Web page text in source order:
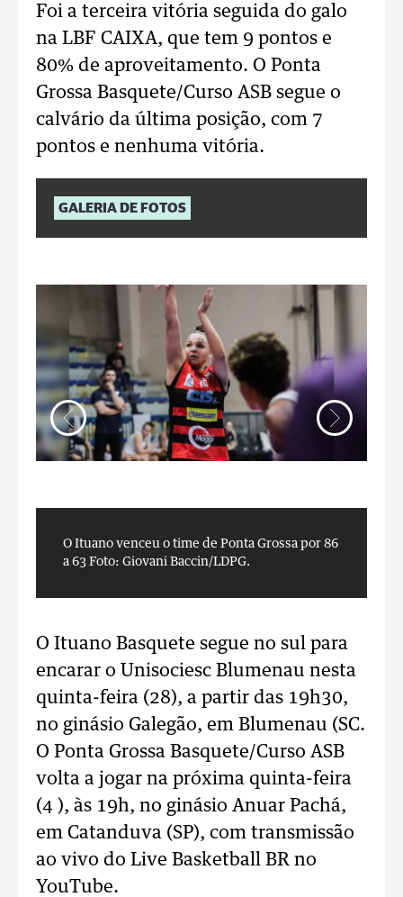
Foi a terceira vitória seguida do galo
na LBF CAIXA, que tem 9 pontos e
80% de aproveitamento. O Ponta
Grossa Basquete/Curso ASB segue o
calvário da última posição, com 7
pontos e nenhuma vitória.
GALERIA DE FOTOS
O Ituano venceu o time de Ponta Grossa por 86
a 63 Foto: Giovani Baccin/LDPG.
O Ituano Basquete segue no sul para
encarar o Unisociesc Blumenau nesta
quinta-feira (28), a partir das 19h30,
no ginásio Galegão, em Blumenau (SC.
O Ponta Grossa Basquete/Curso ASB
volta a jogar na próxima quinta-feira
(4 ), às 19h, no ginásio Anuar Pachá,
em Catanduva (SP), com transmissão
ao vivo do Live Basketball BR no
YouTube.